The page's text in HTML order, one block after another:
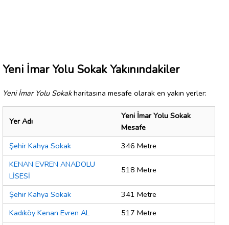
Yeni İmar Yolu Sokak Yakınındakiler
Yeni İmar Yolu Sokakharitasına mesafe olarak en yakın yerler:
Yer Adı
Yeni İmar Yolu Sokak
Mesafe
Şehir Kahya Sokak
346 Metre
KENAN EVREN ANADOLU
LİSESİ
518 Metre
Şehir Kahya Sokak
341 Metre
Kadıköy Kenan Evren AL
517 Metre